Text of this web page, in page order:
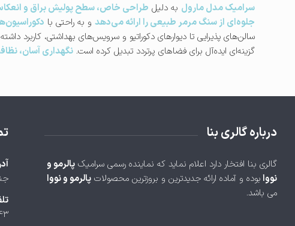
سرامیک مدل مارول به دلیل طراحی خاص، سطح پولیش براق و انعکاس
جلوه‌ای از سنگ مرمر طبیعی را ارائه می‌دهد و به راحتی با
سالن‌های پذیرایی تا دیوارهای دکوراتیو و سرویس‌های بهداشتی، کاربرد
گزینه‌ای ایده‌آل برای فضاهای پرتردد تبدیل کرده است. نگهداری آسان،
درباره گالری بنا
گالری بنا افتخار دارد اعلام نماید که نماینده رسمی سرامیک پالرمو و
نووابوده و آماده ارائه جدیدترین و بروزترین محصولات پالرمو و نووا
می باشد.